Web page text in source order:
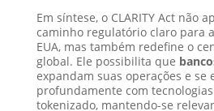
Em síntese, o CLARITY Act não
caminho regulatório claro para
EUA, mas também redefine o
global. Ele possibilita que
expandam suas operações e se
profundamente com
tokenizado, mantendo-se